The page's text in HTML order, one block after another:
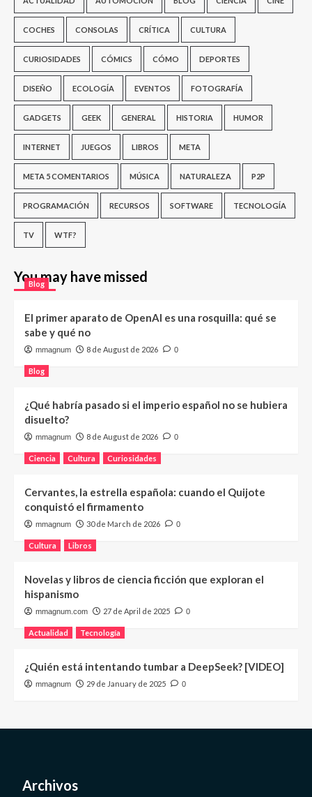
COCHES CONSOLAS CRÍTICA CULTURA
CURIOSIDADES CÓMICS CÓMO DEPORTES
DISEÑO ECOLOGÍA EVENTOS FOTOGRAFÍA
GADGETS GEEK GENERAL HISTORIA HUMOR
INTERNET JUEGOS LIBROS META
META 5 COMENTARIOS MÚSICA NATURALEZA P2P
PROGRAMACIÓN RECURSOS SOFTWARE TECNOLOGÍA
TV WTF?
You may have missed
Blog
El primer aparato de OpenAI es una rosquilla: qué se
sabe y qué no
mmagnum 8 de August de 2026 0
Blog
¿Qué habría pasado si el imperio español no se hubiera
disuelto?
mmagnum 8 de August de 2026 0
Ciencia Cultura Curiosidades
Cervantes, la estrella española: cuando el Quijote
conquistó el firmamento
mmagnum 30 de March de 2026 0
Cultura Libros
Novelas y libros de ciencia ficción que exploran el
hispanismo
mmagnum.com 27 de April de 2025 0
Actualidad Tecnología
¿Quién está intentando tumbar a DeepSeek? [VIDEO]
mmagnum 29 de January de 2025 0
Archivos